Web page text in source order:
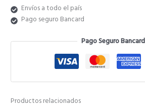
Envíos a todo el país
Pago seguro Bancard
Pago Seguro Bancard
Productos relacionados